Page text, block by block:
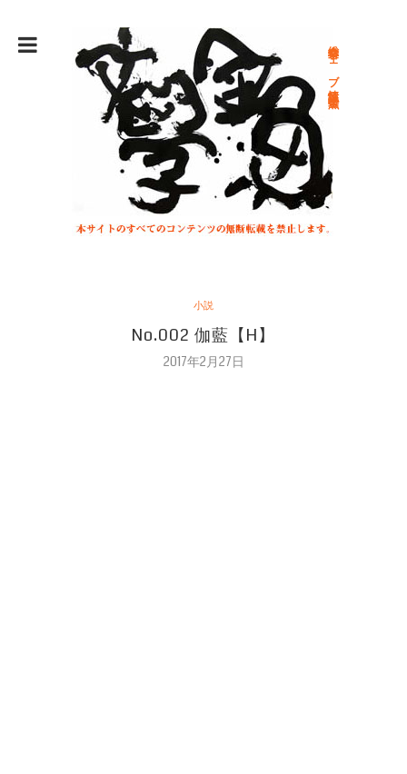
総合文学ウェブ情報誌 文学金魚
小説
No.002 伽藍【H】
2017年2月27日